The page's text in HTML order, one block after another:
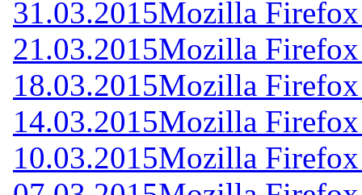
31.03.2015Mozilla
21.03.2015Mozilla
18.03.2015Mozilla
14.03.2015Mozilla
10.03.2015Mozilla